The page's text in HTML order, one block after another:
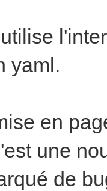
yaml.
en
une
de